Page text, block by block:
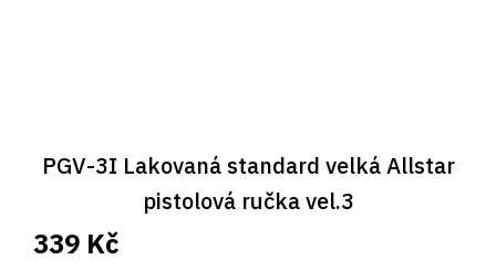
PGV-3I Lakovaná standard velká Allstar
pistolová ručka vel.3
339 Kč